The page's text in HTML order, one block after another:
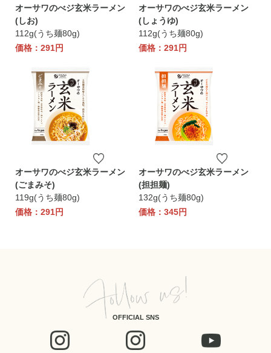
オーサワのべジ玄米ラーメン
(しお)
112g(うち麺80g)
価格：291円
オーサワのべジ玄米ラーメン
(しょうゆ)
112g(うち麺80g)
価格：291円
オーサワのべジ玄米ラーメン
(ごまみそ)
119g(うち麺80g)
価格：291円
オーサワのべジ玄米ラーメン
(担担麺)
132g(うち麺80g)
価格：345円
OFFICIAL SNS